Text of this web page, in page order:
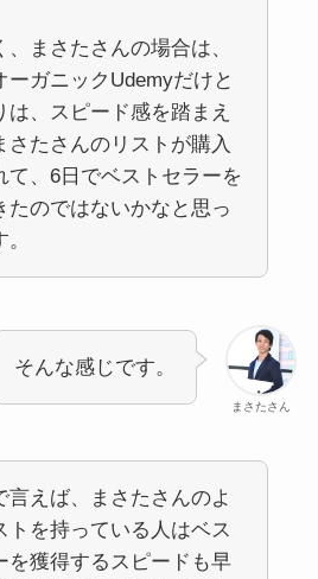
、まさたさんの場合は、
ーガニックUdemyだけと
は、スピード感を踏まえ
さたさんのリストが購入
て、6日でベストセラーを
たのではないかなと思っ
まさたさん
そんな感じです。
言えば、まさたさんのよ
トを持っている人はベス
を獲得するスピードも早